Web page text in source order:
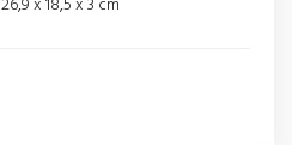
26,9 x 18,5 x 3 cm